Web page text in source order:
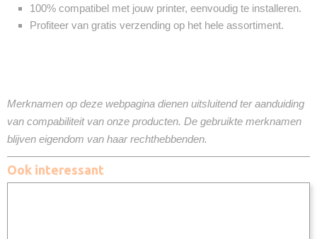
100% compatibel met jouw printer, eenvoudig te installeren.
Profiteer van gratis verzending op het hele assortiment.
Merknamen op deze webpagina dienen uitsluitend ter aanduiding
van compabiliteit van onze producten. De gebruikte merknamen
blijven eigendom van haar rechthebbenden.
Ook interessant